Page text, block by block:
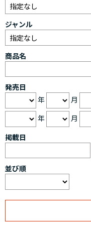
ジャンル
商品名
発売日
年
月
年
月
掲載日
並び順